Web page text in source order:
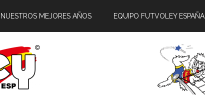
NUESTROS MEJORES AÑOS EQUIPO FUTVOLEY ESPAÑA